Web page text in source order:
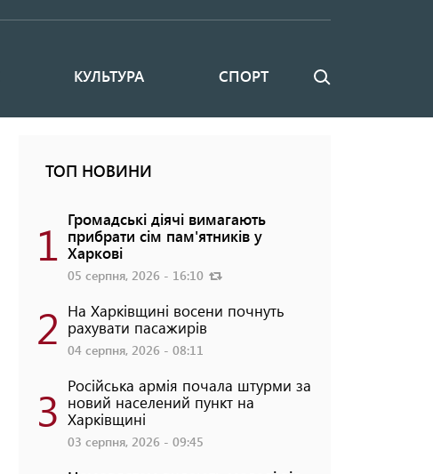
КУЛЬТУРА СПОРТ Пошук
ТОП НОВИНИ
1 Громадські діячі вимагають
прибрати сім пам'ятників у
Харкові
05 серпня, 2026 - 16:10
2 На Харківщині восени почнуть
рахувати пасажирів
04 серпня, 2026 - 08:11
3 Російська армія почала штурми за
новий населений пункт на
Харківщині
03 серпня, 2026 - 09:45